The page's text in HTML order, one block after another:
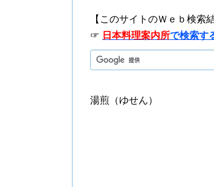
【このサイトのＷｅｂ検索結
☞ 日本料理案内所で検索す
湯煎（ゆせん）